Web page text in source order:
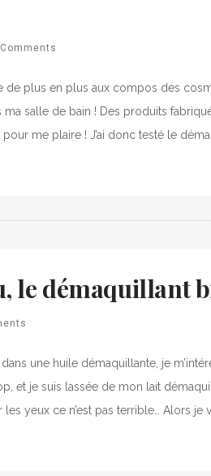
de plus en plus aux compos des
ma salle de bain ! Des produits
pour me plaire ! J’ai donc testé le
le démaquillant
dans une huile démaquillante, je
et je suis lassée de mon lait
yeux ce n’est pas terrible… Alors je